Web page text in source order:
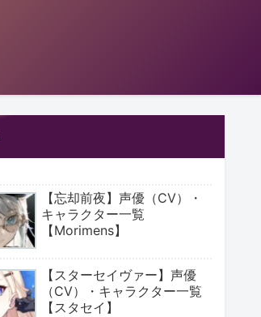
【忘却前夜】声優（CV）・
キャラクター一覧
【Morimens】
【スターセイヴァー】声優
（CV）・キャラクター一覧
【スタセイ】